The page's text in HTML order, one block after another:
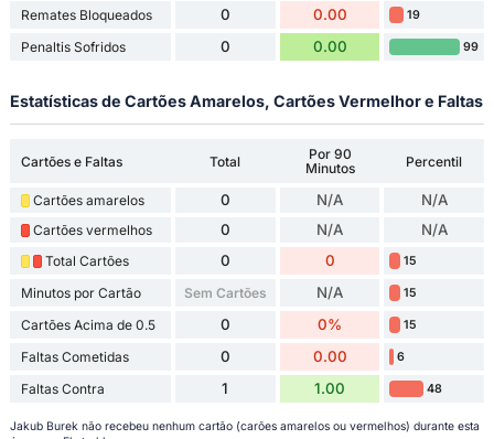
Remates Bloqueados 0 0.00 19
Penaltis Sofridos 0 0.00 99
Estatísticas de Cartões Amarelos, Cartões Vermelhor e Faltas
Cartões e Faltas Total
Por 90
Minutos
Percentil
Cartões amarelos 0 N/A N/A
Cartões vermelhos 0 N/A N/A
Total Cartões 0 0 15
Minutos por Cartão Sem Cartões N/A 15
Cartões Acima de 0.5 0 0% 15
Faltas Cometidas 0 0.00 6
Faltas Contra 1 1.00 48
Jakub Burek não recebeu nenhum cartão (carões amarelos ou vermelhos) durante esta